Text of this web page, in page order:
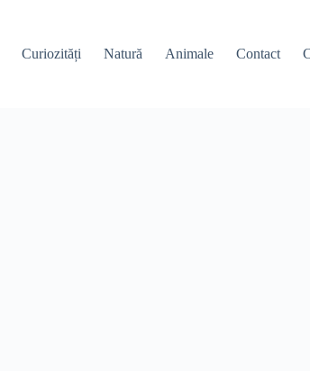
Curiozități Natură Animale Contact